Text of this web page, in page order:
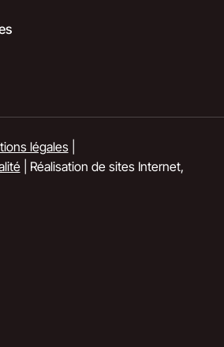
légales|
| Réalisation de sites Internet,